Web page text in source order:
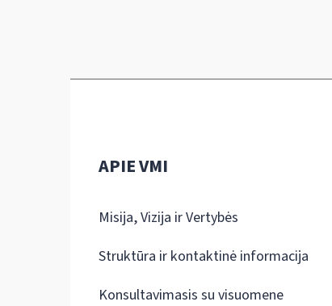
APIE VMI
Misija, Vizija ir Vertybės
Struktūra ir kontaktinė informacija
Konsultavimasis su visuomene